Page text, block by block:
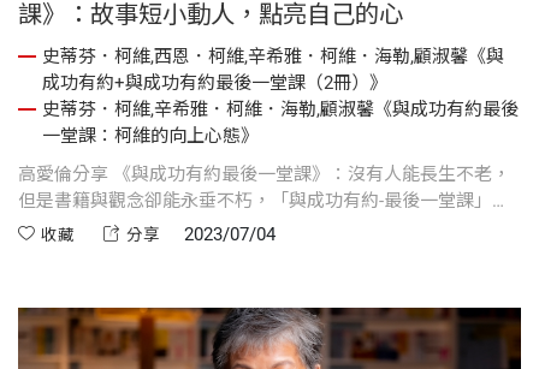
課》：故事短小動人，點亮自己的心
史蒂芬．柯維,西恩．柯維,辛希雅．柯維．海勒,顧淑馨《與
成功有約+與成功有約最後一堂課（2冊）》
史蒂芬．柯維,辛希雅．柯維．海勒,顧淑馨《與成功有約最後
一堂課：柯維的向上心態》
高愛倫分享 《與成功有約最後一堂課》：沒有人能長生不老，
但是書籍與觀念卻能永垂不朽，「與成功有約-最後一堂課」作
者史蒂芬.柯維三年前已抵達人生終點，但是女兒辛希雅與他合
收藏 分享 2023/07/04